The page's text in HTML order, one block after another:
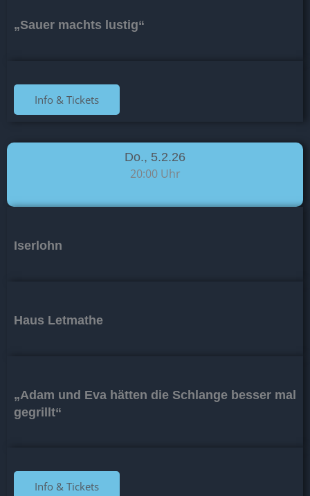
„Sauer machts lustig“
Info & Tickets
Do., 5.2.26
20:00 Uhr
Iserlohn
Haus Letmathe
„Adam und Eva hätten die Schlange besser mal
gegrillt“
Info & Tickets